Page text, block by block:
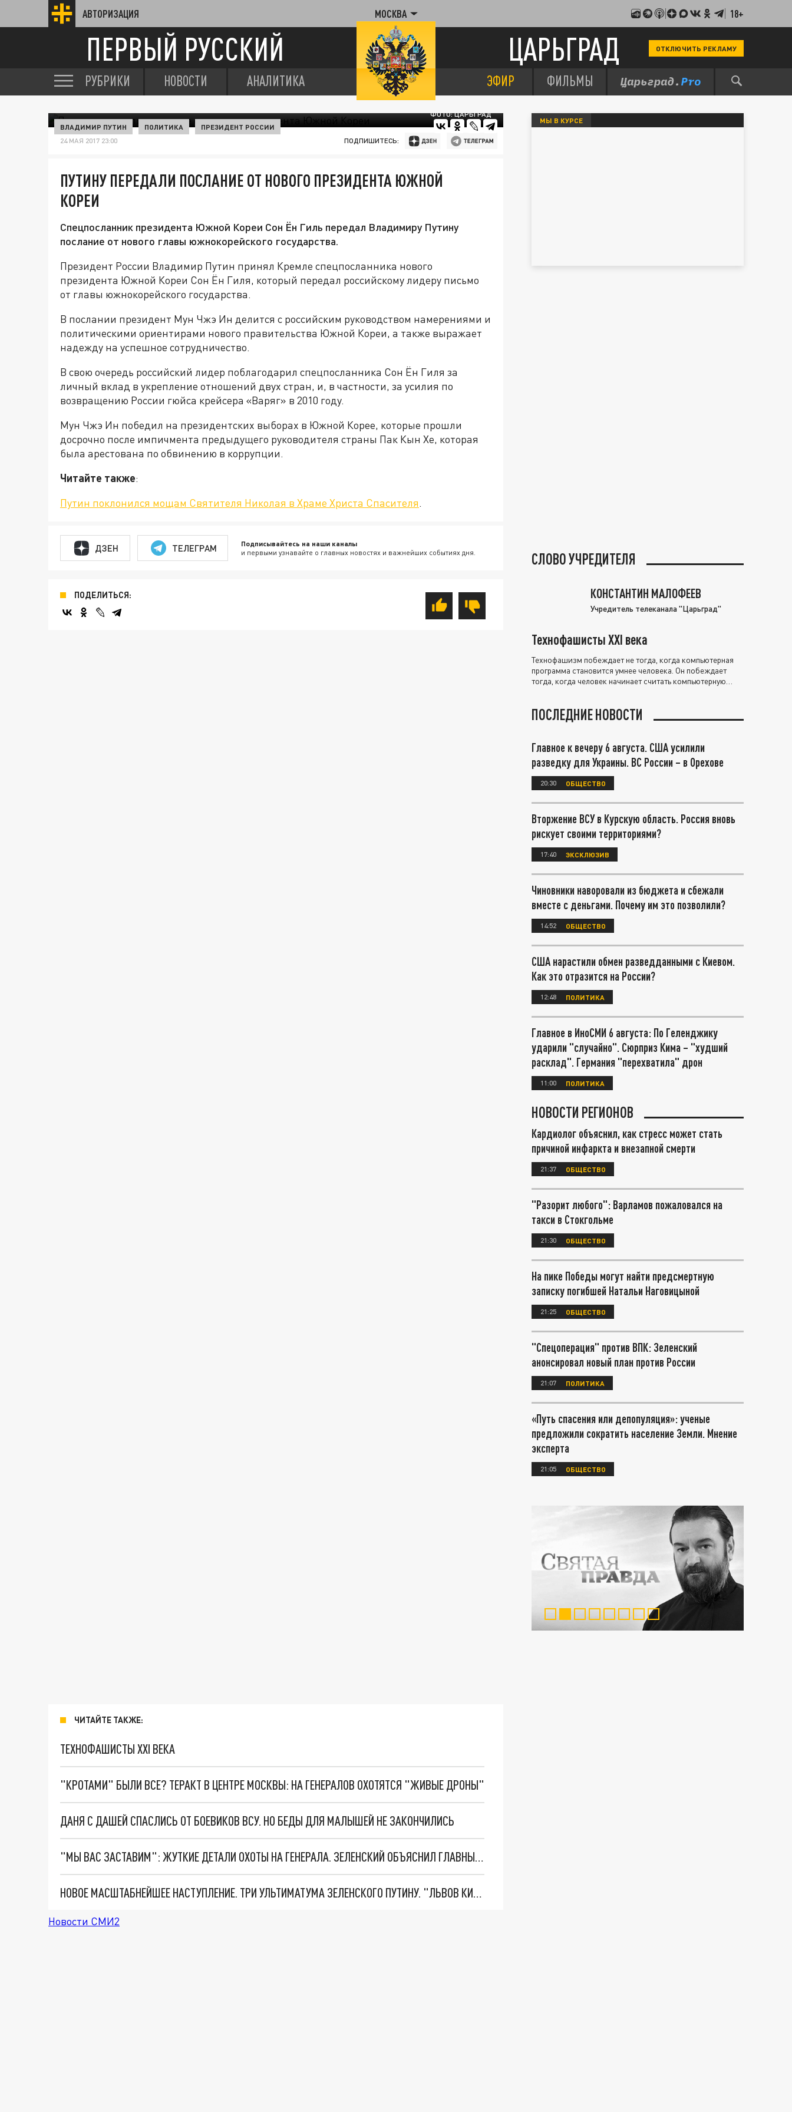
АВТОРИЗАЦИЯ МОСКВА 18+
ПЕРВЫЙ РУССКИЙ ЦАРЬГРАД ОТКЛЮЧИТЬ РЕКЛАМУ
РУБРИКИ НОВОСТИ АНАЛИТИКА ЭФИР ФИЛЬМЫ
ФОТО: ЦАРЬГРАД
ВЛАДИМИР ПУТИН ПОЛИТИКА ПРЕЗИДЕНТ РОССИИ
24 МАЯ 2017 23:00 ПОДПИШИТЕСЬ:
ПУТИНУ ПЕРЕДАЛИ ПОСЛАНИЕ ОТ НОВОГО ПРЕЗИДЕНТА ЮЖНОЙ
КОРЕИ
Спецпосланник президента Южной Кореи Сон Ён Гиль передал Владимиру Путину
послание от нового главы южнокорейского государства.
Президент России Владимир Путин принял Кремле спецпосланника нового
президента Южной Кореи Сон Ён Гиля, который передал российскому лидеру письмо
от главы южнокорейского государства.
В послании президент Мун Чжэ Ин делится с российским руководством намерениями и
политическими ориентирами нового правительства Южной Кореи, а также выражает
надежду на успешное сотрудничество.
В свою очередь российский лидер поблагодарил спецпосланника Сон Ён Гиля за
личный вклад в укрепление отношений двух стран, и, в частности, за усилия по
возвращению России гюйса крейсера «Варяг» в 2010 году.
Мун Чжэ Ин победил на президентских выборах в Южной Корее, которые прошли
досрочно после импичмента предыдущего руководителя страны Пак Кын Хе, которая
была арестована по обвинению в коррупции.
Читайте также:
Путин поклонился мощам Святителя Николая в Храме Христа Спасителя.
ДЗЕН ТЕЛЕГРАМ Подписывайтесь на наши каналы
и первыми узнавайте о главных новостях и важнейших событиях дня.
ПОДЕЛИТЬСЯ:
ЧИТАЙТЕ ТАКЖЕ:
ТЕХНОФАШИСТЫ XXI ВЕКА
"КРОТАМИ" БЫЛИ ВСЕ? ТЕРАКТ В ЦЕНТРЕ МОСКВЫ: НА ГЕНЕРАЛОВ ОХОТЯТСЯ "ЖИВЫЕ ДРОНЫ"
ДАНЯ С ДАШЕЙ СПАСЛИСЬ ОТ БОЕВИКОВ ВСУ. НО БЕДЫ ДЛЯ МАЛЫШЕЙ НЕ ЗАКОНЧИЛИСЬ
"МЫ ВАС ЗАСТАВИМ": ЖУТКИЕ ДЕТАЛИ ОХОТЫ НА ГЕНЕРАЛА. ЗЕЛЕНСКИЙ ОБЪЯСНИЛ ГЛАВНЫЙ СМЫСЛ ТЕРАКТА В ЦЕНТРЕ МОСКВЫ
НОВОЕ МАСШТАБНЕЙШЕЕ НАСТУПЛЕНИЕ. ТРИ УЛЬТИМАТУМА ЗЕЛЕНСКОГО ПУТИНУ. "ЛЬВОВ КИМА" ПОСТАВЯТ НА ПВО? ГЛОБАЛЬНЫЙ ПРОРЫВ ПОД ЗАПОРОЖЬЕМ
Новости СМИ2
МЫ В КУРСЕ
СЛОВО УЧРЕДИТЕЛЯ
КОНСТАНТИН МАЛОФЕЕВ
Учредитель телеканала "Царьград"
Технофашисты XXI века
Технофашизм побеждает не тогда, когда компьютерная
программа становится умнее человека. Он побеждает
тогда, когда человек начинает считать компьютерную
ПОСЛЕДНИЕ НОВОСТИ
Главное к вечеру 6 августа. США усилили
разведку для Украины. ВС России – в Орехове
20:30 ОБЩЕСТВО
Вторжение ВСУ в Курскую область. Россия вновь
рискует своими территориями?
17:40 ЭКСКЛЮЗИВ
Чиновники наворовали из бюджета и сбежали
вместе с деньгами. Почему им это позволили?
14:52 ОБЩЕСТВО
США нарастили обмен разведданными с Киевом.
Как это отразится на России?
12:48 ПОЛИТИКА
Главное в ИноСМИ 6 августа: По Геленджику
ударили "случайно". Сюрприз Кима – "худший
расклад". Германия "перехватила" дрон
11:00 ПОЛИТИКА
НОВОСТИ РЕГИОНОВ
Кардиолог объяснил, как стресс может стать
причиной инфаркта и внезапной смерти
21:37 ОБЩЕСТВО
"Разорит любого": Варламов пожаловался на
такси в Стокгольме
21:30 ОБЩЕСТВО
На пике Победы могут найти предсмертную
записку погибшей Натальи Наговицыной
21:25 ОБЩЕСТВО
"Спецоперация" против ВПК: Зеленский
анонсировал новый план против России
21:07 ПОЛИТИКА
«Путь спасения или депопуляция»: ученые
предложили сократить население Земли. Мнение
эксперта
21:05 ОБЩЕСТВО